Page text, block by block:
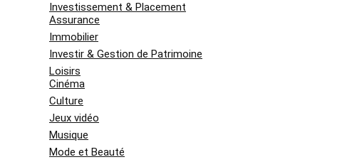
Investissement & Placement
Assurance
Immobilier
Investir & Gestion de Patrimoine
Loisirs
Cinéma
Culture
Jeux vidéo
Musique
Mode et Beauté